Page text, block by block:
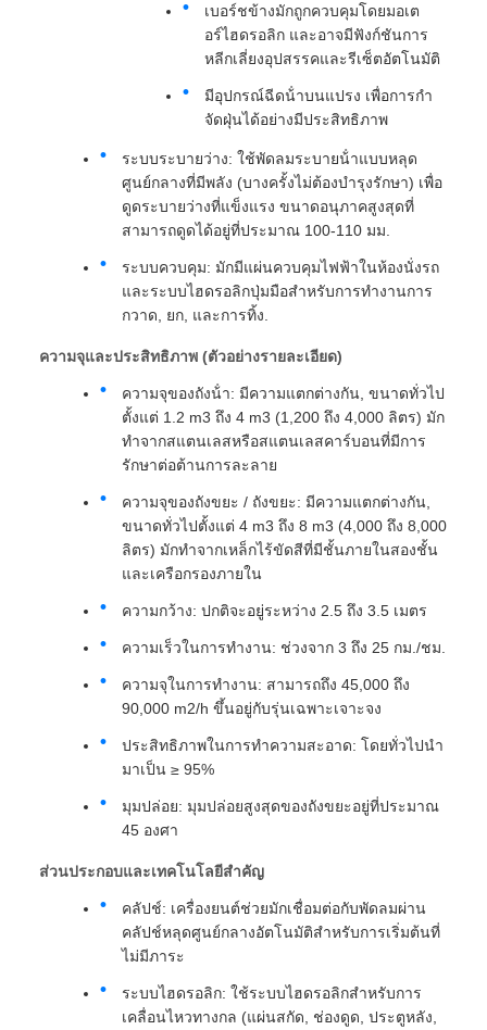
เบอร์ชข้างมักถูกควบคุมโดยมอเต
อร์ไฮดรอลิก และอาจมีฟังก์ชันการ
หลีกเลี่ยงอุปสรรคและรีเซ็ตอัตโนมัติ
มีอุปกรณ์ฉีดน้ําบนแปรง เพื่อการกํา
จัดฝุ่นได้อย่างมีประสิทธิภาพ
ระบบระบายว่าง: ใช้พัดลมระบายน้ําแบบหลุด
ศูนย์กลางที่มีพลัง (บางครั้งไม่ต้องบํารุงรักษา) เพื่อ
ดูดระบายว่างที่แข็งแรง ขนาดอนุภาคสูงสุดที่
สามารถดูดได้อยู่ที่ประมาณ 100-110 มม.
ระบบควบคุม: มักมีแผ่นควบคุมไฟฟ้าในห้องนั่งรถ
และระบบไฮดรอลิกปุ่มมือสําหรับการทํางานการ
กวาด, ยก, และการทิ้ง.
ความจุและประสิทธิภาพ (ตัวอย่างรายละเอียด)
ความจุของถังน้ํา: มีความแตกต่างกัน, ขนาดทั่วไป
ตั้งแต่ 1.2 m3 ถึง 4 m3 (1,200 ถึง 4,000 ลิตร) มัก
ทําจากสแตนเลสหรือสแตนเลสคาร์บอนที่มีการ
รักษาต่อต้านการละลาย
ความจุของถังขยะ / ถังขยะ: มีความแตกต่างกัน,
ขนาดทั่วไปตั้งแต่ 4 m3 ถึง 8 m3 (4,000 ถึง 8,000
ลิตร) มักทําจากเหล็กไร้ขัดสีที่มีชั้นภายในสองชั้น
และเครือกรองภายใน
ความกว้าง: ปกติจะอยู่ระหว่าง 2.5 ถึง 3.5 เมตร
ความเร็วในการทํางาน: ช่วงจาก 3 ถึง 25 กม./ชม.
ความจุในการทํางาน: สามารถถึง 45,000 ถึง
90,000 m2/h ขึ้นอยู่กับรุ่นเฉพาะเจาะจง
ประสิทธิภาพในการทําความสะอาด: โดยทั่วไปนํา
มาเป็น ≥ 95%
มุมปล่อย: มุมปล่อยสูงสุดของถังขยะอยู่ที่ประมาณ
45 องศา
ส่วนประกอบและเทคโนโลยีสําคัญ
คลัปช์: เครื่องยนต์ช่วยมักเชื่อมต่อกับพัดลมผ่าน
คลัปช์หลุดศูนย์กลางอัตโนมัติสําหรับการเริ่มต้นที่
ไม่มีภาระ
ระบบไฮดรอลิก: ใช้ระบบไฮดรอลิกสําหรับการ
เคลื่อนไหวทางกล (แผ่นสกัด, ช่องดูด, ประตูหลัง,